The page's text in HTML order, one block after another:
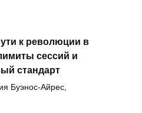
к революции в
сессий и
стандарт
Буэнос-Айрес,